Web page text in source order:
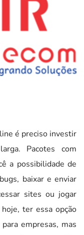
é preciso investir
Pacotes com
a possibilidade de
baixar e enviar
sites ou jogar
ter essa opção
empresas, mas